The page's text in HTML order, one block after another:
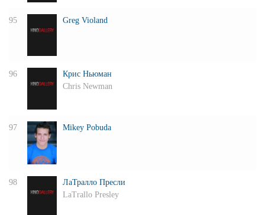
95 Greg Violand
96
Крис Ньюман
Chris Newman
97 Mikey Pobuda
98
ЛаТралло Пресли
LaTrallo Presley